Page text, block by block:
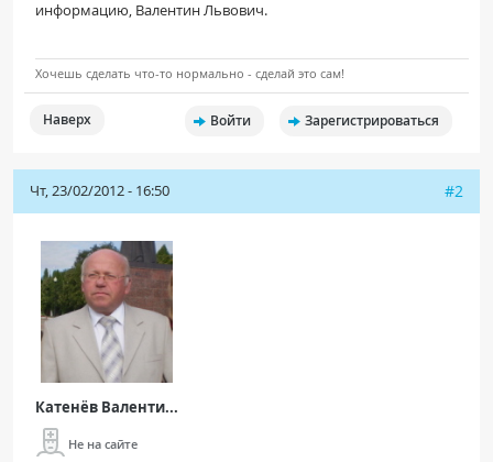
информацию, Валентин Львович.
Хочешь сделать что-то нормально - сделай это сам!
Наверх Войти Зарегистрироваться
Чт, 23/02/2012 - 16:50 #2
Катенёв Валенти...
Не на сайте